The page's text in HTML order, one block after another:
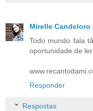
Mirelle Candeloro
Todo mundo fala
oportunidade de
Responder
Respostas